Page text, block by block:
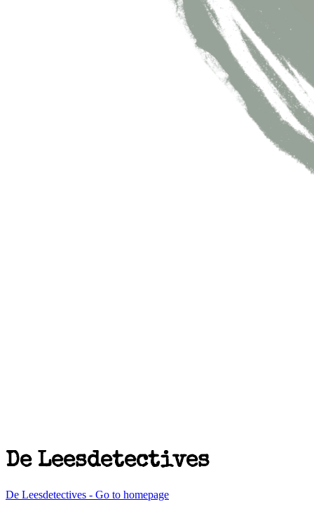
De Leesdetectives
De Leesdetectives - Go to homepage